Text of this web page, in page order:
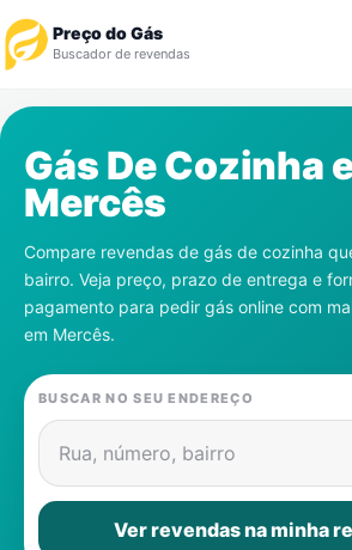
Preço do Gás
Buscador de revendas
Revendedor
Notícias
Cadastre-se
Gás
Contatos
Gás De Cozinha
Mercês
Compare revendas de gás de cozinha
bairro. Veja preço, prazo de entrega e
pagamento para pedir gás online com
em Mercês.
BUSCAR NO SEU ENDEREÇO
Rua, número, bairro
Ver revendas na minha